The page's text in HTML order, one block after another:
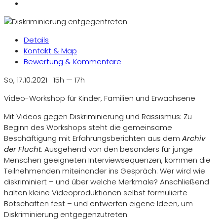
Details
Kontakt & Map
Bewertung & Kommentare
So, 17.10.2021 15h — 17h
Video-Workshop für Kinder, Familien und Erwachsene
Mit Videos gegen Diskriminierung und Rassismus: Zu
Beginn des Workshops steht die gemeinsame
Beschäftigung mit Erfahrungsberichten aus dem Archiv
der Flucht. Ausgehend von den besonders für junge
Menschen geeigneten Interviewsequenzen, kommen die
Teilnehmenden miteinander ins Gespräch: Wer wird wie
diskriminiert – und über welche Merkmale? Anschließend
halten kleine Videoproduktionen selbst formulierte
Botschaften fest – und entwerfen eigene Ideen, um
Diskriminierung entgegenzutreten.